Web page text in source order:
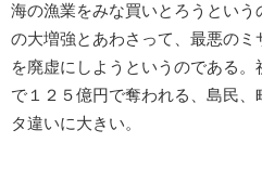
海の漁業をみな買いとろうとい
の大増強とあわさって、最悪のミ
を廃虚にしようというのである
で１２５億円で奪われる、島民
タ違いに大きい。